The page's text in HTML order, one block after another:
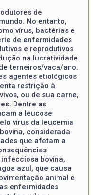
de
No entanto,
vírus, bactérias e
de enfermidades
e reprodutivos
na lucratividade
terneiros/vaca/ano.
agentes etiológicos
restrição à
ou de sua carne,
Dentre as
a leucose
vírus da leucemia
considerada
que afetam a
bovina,
azul, que causa
animal e
enfermidades